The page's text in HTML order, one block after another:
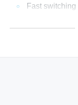
Fast switching